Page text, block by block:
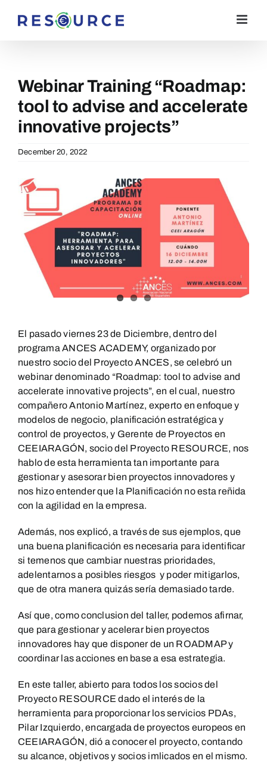
Webinar Training “Roadmap:
tool to advise and accelerate
innovative projects”
December 20, 2022
View
Image
El pasado viernes 23 de Diciembre, dentro del
programa ANCES ACADEMY, organizado por
nuestro socio del Proyecto ANCES, se celebró un
webinar denominado “Roadmap: tool to advise and
accelerate innovative projects”, en el cual, nuestro
compañero Antonio Martínez, experto en enfoque y
modelos de negocio, planificación estratégica y
control de proyectos, y Gerente de Proyectos en
CEEIARAGÓN, socio del Proyecto RESOURCE, nos
hablo de esta herramienta tan importante para
gestionar y asesorar bien proyectos innovadores y
nos hizo entender que la Planificación no esta reñida
con la agilidad en la empresa.
Además, nos explicó, a través de sus ejemplos, que
una buena planificación es necesaria para identificar
si temenos que cambiar nuestras prioridades,
adelentarnos a posibles riesgos y poder mitigarlos,
que de otra manera quizás sería demasiado tarde.
Así que, como conclusion del taller, podemos afirnar,
que para gestionar y acelerar bien proyectos
innovadores hay que disponer de un ROADMAP y
coordinar las acciones en base a esa estrategia.
En este taller, abierto para todos los socios del
Proyecto RESOURCE dado el interés de la
herramienta para proporcionar los servicios PDAs,
Pilar Izquierdo, encargada de proyectos europeos en
CEEIARAGÓN, dió a conocer el proyecto, contando
su alcance, objetivos y socios imlicados en el mismo.